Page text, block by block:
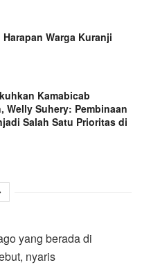
Warga Kuranji
Kamabicab
Welly Suhery: Pembinaan
Salah Satu Prioritas di
yang berada di
nyaris